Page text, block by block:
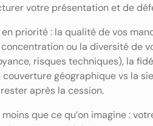
votre présentation et de
en priorité : la qualité de vos
ou la diversité de
risques techniques), la
couverture géographique vs la
après la cession.
moins que ce qu’on imagine :